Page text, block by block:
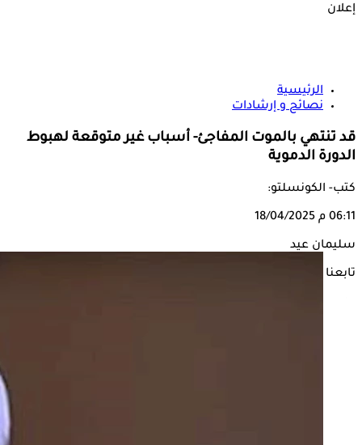
إعلان
الرئيسية
نصائح و إرشادات
قد تنتهي بالموت المفاجئ- أسباب غير متوقعة لهبوط
الدورة الدموية
كتب- الكونسلتو:
06:11 م 18/04/2025
سليمان عيد
تابعنا على